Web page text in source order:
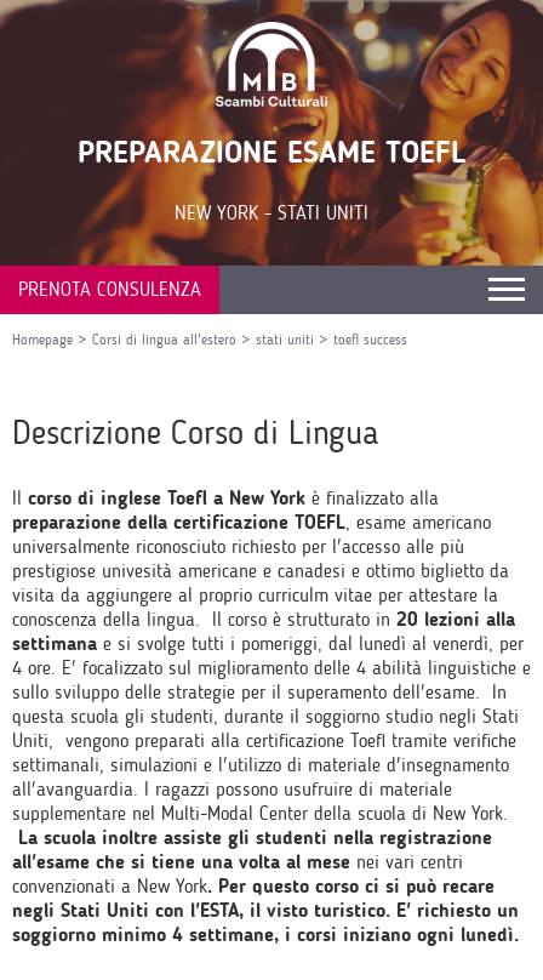
PREPARAZIONE ESAME TOEFL
NEW YORK - STATI UNITI
PRENOTA CONSULENZA
Homepage > Corsi di lingua all'estero > stati uniti > toefl success
Descrizione Corso di Lingua
Il corso di inglese Toefl a New York è finalizzato alla
preparazione della certificazione TOEFL, esame americano
universalmente riconosciuto richiesto per l'accesso alle più
prestigiose univesità americane e canadesi e ottimo biglietto da
visita da aggiungere al proprio curriculm vitae per attestare la
conoscenza della lingua. Il corso è strutturato in 20 lezioni alla
settimana e si svolge tutti i pomeriggi, dal lunedì al venerdì, per
4 ore. E' focalizzato sul miglioramento delle 4 abilità linguistiche e
sullo sviluppo delle strategie per il superamento dell'esame. In
questa scuola gli studenti, durante il soggiorno studio negli Stati
Uniti, vengono preparati alla certificazione Toefl tramite verifiche
settimanali, simulazioni e l'utilizzo di materiale d'insegnamento
all'avanguardia. I ragazzi possono usufruire di materiale
supplementare nel Multi-Modal Center della scuola di New York.
La scuola inoltre assiste gli studenti nella registrazione
all'esame che si tiene una volta al mese nei vari centri
convenzionati a New York. Per questo corso ci si può recare
negli Stati Uniti con l'ESTA, il visto turistico. E' richiesto un
soggiorno minimo 4 settimane, i corsi iniziano ogni lunedì.